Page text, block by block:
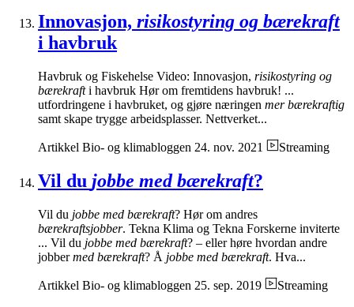
Innovasjon, risikostyring og bærekraft
i havbruk
Havbruk og Fiskehelse Video: Innovasjon, risikostyring og
bærekrafti havbruk Hør om fremtidens havbruk! ...
utfordringene i havbruket, og gjøre næringen mer bærekraftig
samt skape trygge arbeidsplasser. Nettverket...
Artikkel Bio- og klimabloggen 24. nov. 2021 Streaming
Vil du jobbe med bærekraft?
Vil du jobbe med bærekraft? Hør om andres
bærekraftsjobber. Tekna Klima og Tekna Forskerne inviterte
... Vil du jobbe med bærekraft? – eller høre hvordan andre
jobbermed bærekraft? Å jobbe med bærekraft. Hva...
Artikkel Bio- og klimabloggen 25. sep. 2019 Streaming